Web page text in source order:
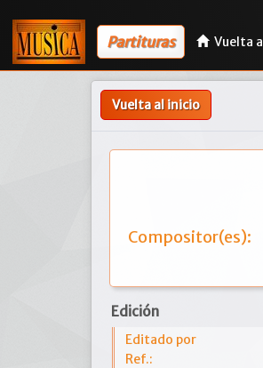
Partituras Vuelta
Vuelta al inicio
Compositor(es):
Edición
Editado por
Ref.: